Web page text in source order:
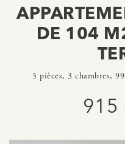
DE 104
5 pièces, 3 chambres,
915